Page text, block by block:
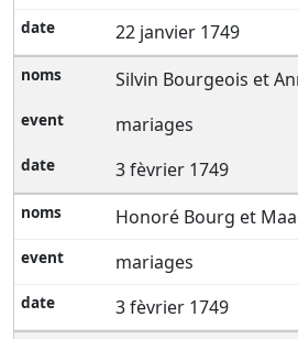
22 janvier 1749
Silvin Bourgeois et
mariages
3 fèvrier 1749
Honoré Bourg et
mariages
3 fèvrier 1749